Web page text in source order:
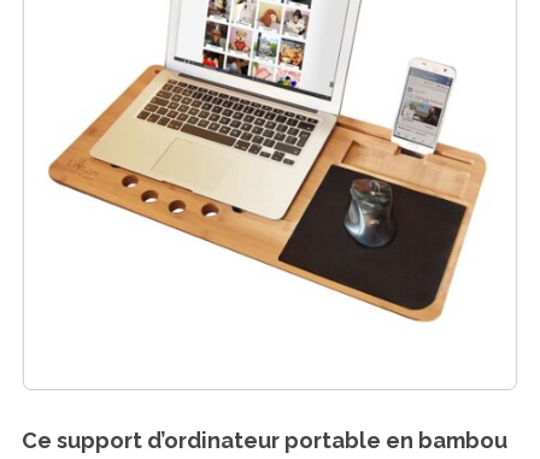
Ce support d’ordinateur portable en bambou